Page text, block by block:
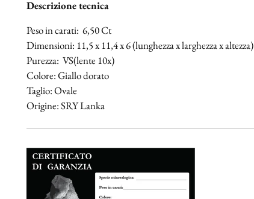
Descrizione tecnica
Peso in carati: 6,50 Ct
Dimensioni: 11,5 x 11,4 x 6 (lunghezza x larghezza x altezza)
Purezza: VS(lente 10x)
Colore: Giallo dorato
Taglio: Ovale
Origine: SRY Lanka